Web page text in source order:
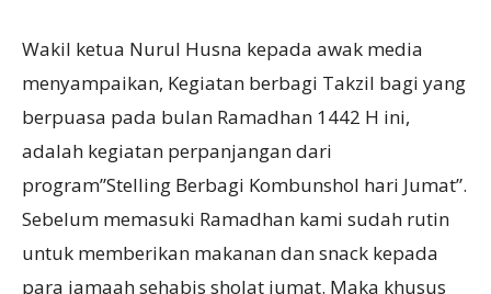
Wakil ketua Nurul Husna kepada awak media
menyampaikan, Kegiatan berbagi Takzil bagi yang
berpuasa pada bulan Ramadhan 1442 H ini,
adalah kegiatan perpanjangan dari
program”Stelling Berbagi Kombunshol hari Jumat”.
Sebelum memasuki Ramadhan kami sudah rutin
untuk memberikan makanan dan snack kepada
para jamaah sehabis sholat jumat. Maka khusus